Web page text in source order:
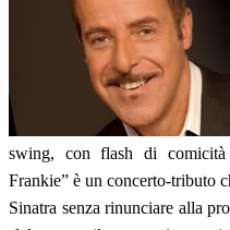
swing, con flash di
Frankie” è un concerto-tributo
Sinatra senza rinunciare alla